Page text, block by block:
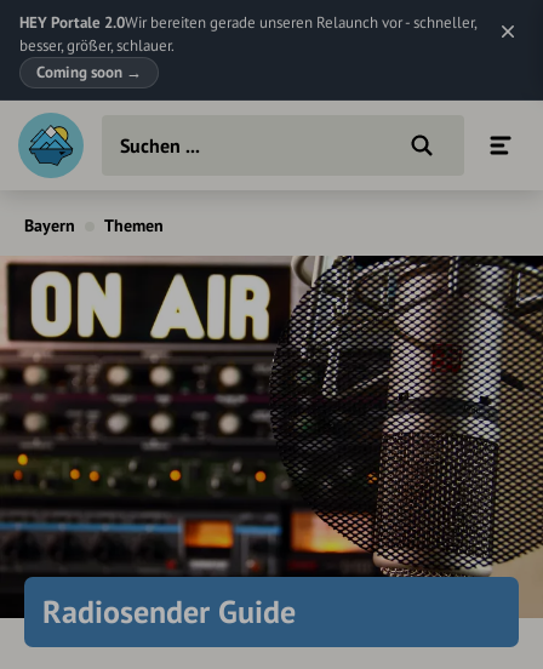
HEY Portale 2.0Wir bereiten gerade unseren Relaunch vor - schneller,
besser, größer, schlauer.
Coming soon →
Bayern Themen
Radiosender Guide